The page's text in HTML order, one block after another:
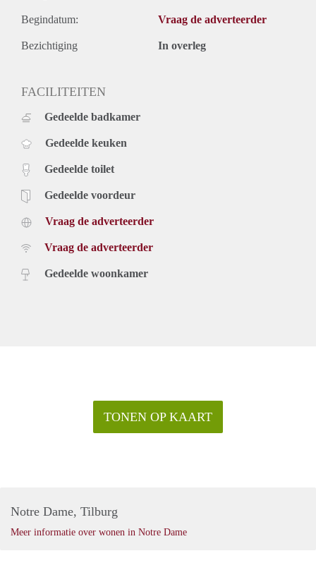
Begindatum: Vraag de adverteerder
Bezichtiging In overleg
FACILITEITEN
Gedeelde badkamer
Gedeelde keuken
Gedeelde toilet
Gedeelde voordeur
Vraag de adverteerder
Vraag de adverteerder
Gedeelde woonkamer
TONEN OP KAART
Notre Dame, Tilburg
Meer informatie over wonen in Notre Dame